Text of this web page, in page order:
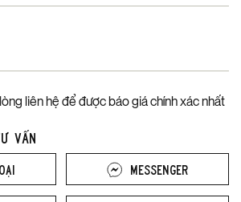
liên hệ để được báo giá chính xác nhất
vấn
Messenger